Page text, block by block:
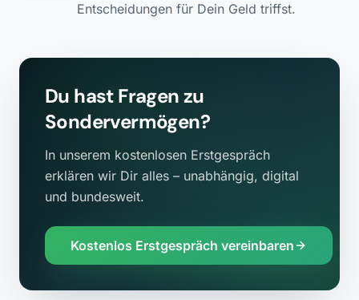
Entscheidungen für Dein Geld triffst.
Du hast Fragen zu
Sondervermögen?
In unserem kostenlosen Erstgespräch
erklären wir Dir alles – unabhängig, digital
und bundesweit.
Kostenlos Erstgespräch vereinbaren